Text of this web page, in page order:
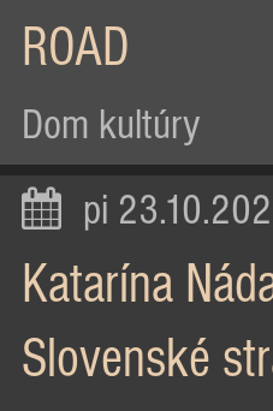
ROAD
Dom kultúry
pi
Katarína
Slovenské